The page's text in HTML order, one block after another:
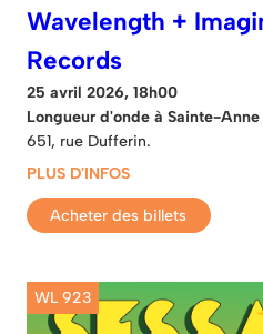
Wavelength +
Records
25 avril 2026, 18h00
Longueur d'onde à Sainte-Anne
651, rue Dufferin.
PLUS D'INFOS
Acheter des billets
WL 923